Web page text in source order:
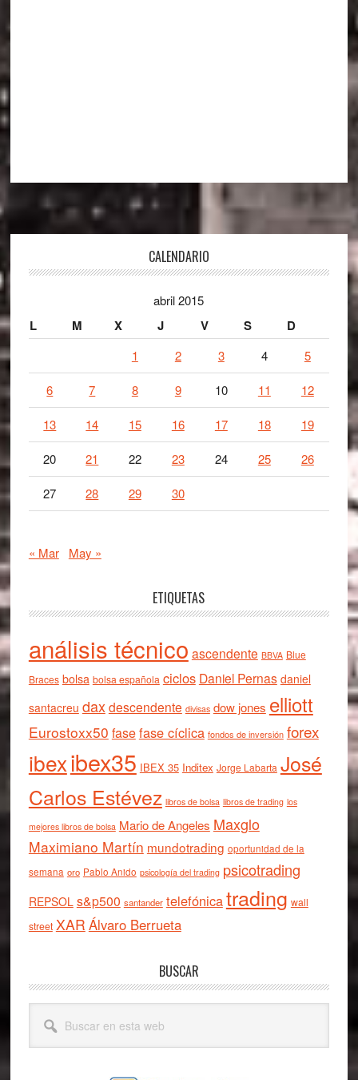
CALENDARIO
abril 2015
L M X J V S D
1 2 3 4 5
6 7 8 9 10 11 12
13 14 15 16 17 18 19
20 21 22 23 24 25 26
27 28 29 30
« Mar May »
ETIQUETAS
análisis técnico ascendente BBVA Blue
Braces bolsa bolsa española ciclos Daniel Pernas daniel
santacreu daxdescendente divisas dow jones elliott
Eurostoxx50 fasefase cíclica fondos de inversión forex
ibexibex35 IBEX 35 Inditex Jorge Labarta José
Carlos Estévez libros de bolsa libros de trading los
mejores libros de bolsa Mario de Angeles Maxglo
Maximiano Martín mundotrading oportunidad de la
semana oro Pablo Anido psicología del trading psicotrading
REPSOL s&p500 santander telefónicatrading wall
street XAR Álvaro Berrueta
BUSCAR
esta